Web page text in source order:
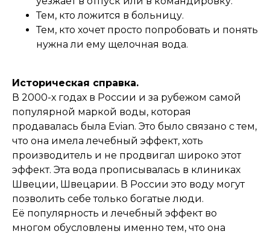
Тем, кто ложится в больницу.
Тем, кто хочет просто попробовать и понять
нужна ли ему щелочная вода.
Историческая справка.
В 2000-х годах в России и за рубежом самой
популярной маркой воды, которая
продавалась была Evian. Это было связано с тем,
что она имела лечебный эффект, хоть
производитель и не продвигал широко этот
эффект. Эта вода прописывалась в клиниках
Швеции, Швецарии. В России это воду могут
позволить себе только богатые люди.
Её популярность и лечебный эффект во
многом обусловлены именно тем, что она